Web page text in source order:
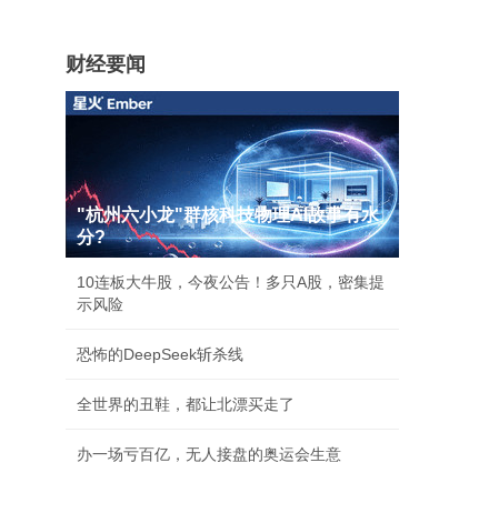
财经要闻
"杭州六小龙"群核科技物理AI故事有水
分?
10连板大牛股，今夜公告！多只A股，密集提
示风险
恐怖的DeepSeek斩杀线
全世界的丑鞋，都让北漂买走了
办一场亏百亿，无人接盘的奥运会生意